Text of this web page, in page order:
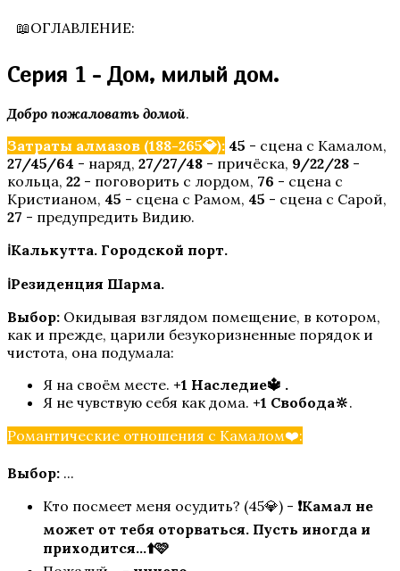
Бездушная
Эдемов Сад
Кали: Пламя Сансары
📖ОГЛАВЛЕНИЕ:
Серия 1 - Дом, милый дом.
Добро пожаловать домой.
Затраты алмазов (188-265💎): 45 - сцена с Камалом,
27/45/64 - наряд, 27/27/48 - причёска, 9/22/28 -
кольца, 22 - поговорить с лордом, 76 - сцена с
Кристианом, 45 - сцена с Рамом, 45 - сцена с Сарой,
27 - предупредить Видию.
ℹ️Калькутта. Городской порт.
ℹ️Резиденция Шарма.
Выбор: Окидывая взглядом помещение, в котором,
как и прежде, царили безукоризненные порядок и
чистота, она подумала:
Я на своём месте. +1 Наследие🔱 .
Я не чувствую себя как дома. +1 Свобода🔆.
Романтические отношения с Камалом❤️:
Выбор: ...
Кто посмеет меня осудить? (45💎) - ❗Камал не
может от тебя оторваться. Пусть иногда и
приходится…⬆️🩷